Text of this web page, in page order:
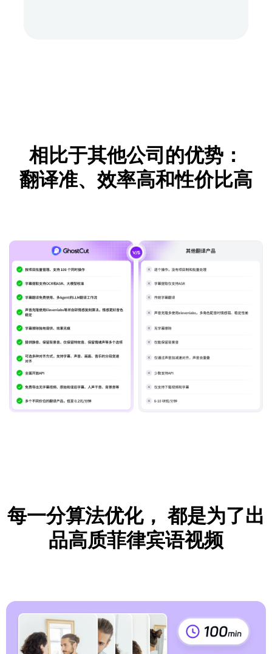
相比于其他公司的优势：
翻译准、效率高和性价比高
每一分算法优化， 都是为了出
品高质菲律宾语视频